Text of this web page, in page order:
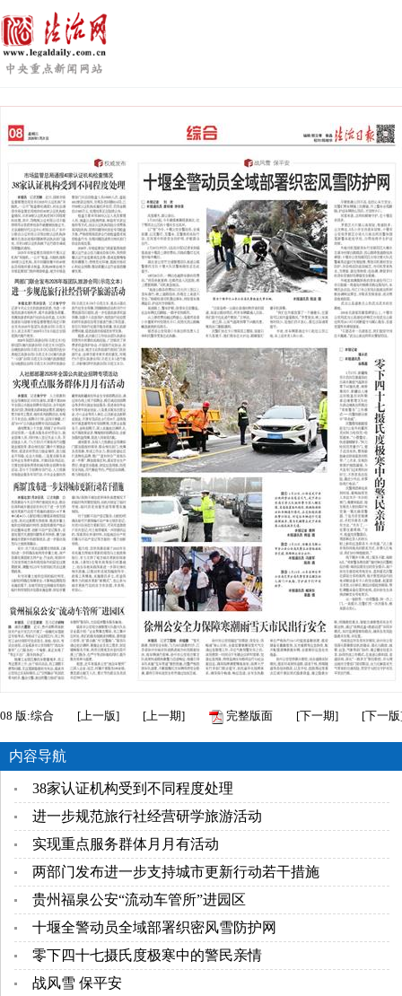
08 版:综合 [上一版] [上一期] 完整版面 [下一期] [下一版
内容导航
38家认证机构受到不同程度处理
进一步规范旅行社经营研学旅游活动
实现重点服务群体月月有活动
两部门发布进一步支持城市更新行动若干措施
贵州福泉公安“流动车管所”进园区
十堰全警动员全域部署织密风雪防护网
零下四十七摄氏度极寒中的警民亲情
战风雪 保平安